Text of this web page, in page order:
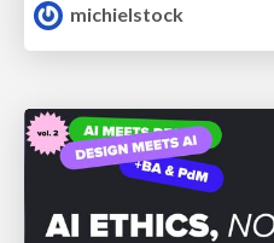
michielstock